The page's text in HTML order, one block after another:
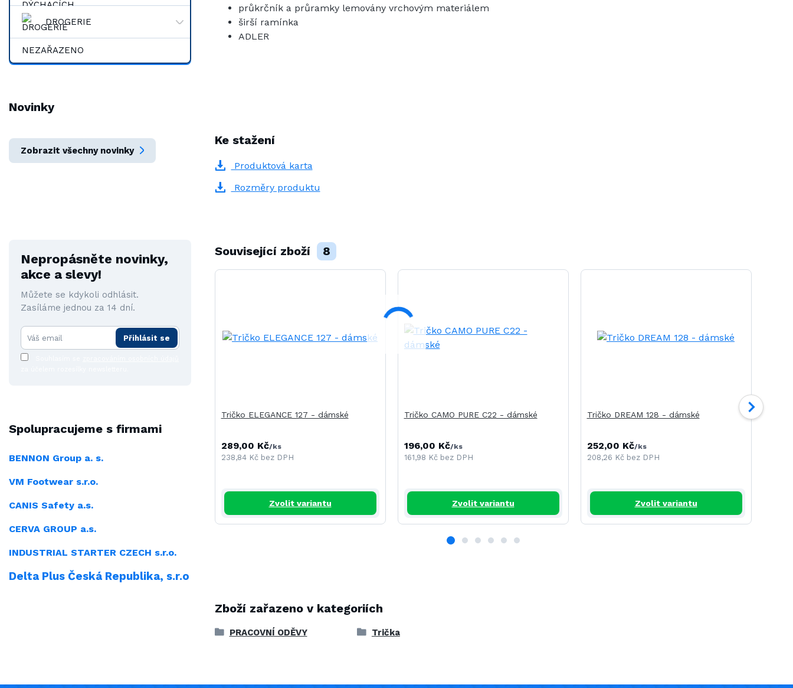
DROGERIE
NEZAŘAZENO
Novinky
Zobrazit všechny novinky
Nepropásněte novinky,
akce a slevy!
Můžete se kdykoli odhlásit.
Zasíláme jednou za 14 dní.
Přihlásit se
Spolupracujeme s firmami
BENNON Group a. s.
VM Footwear s.r.o.
CANIS Safety a.s.
CERVA GROUP a.s.
INDUSTRIAL STARTER CZECH s.r.o.
Delta Plus Česká Republika, s.r.o
průkrčník a průramky lemovány vrchovým materiálem
širší ramínka
ADLER
Ke stažení
Produktová karta
Rozměry produktu
Související zboží 8
Tričko ELEGANCE 127 - dámské
289,00 Kč/ks
238,84 Kč bez DPH
Zvolit variantu
Tričko CAMO PURE C22 - dámské
196,00 Kč/ks
161,98 Kč bez DPH
Zvolit variantu
Tričko DREAM 128 - dámské
252,00 Kč/ks
208,26 Kč bez DPH
Zvolit variantu
Zboží zařazeno v kategoriích
PRACOVNÍ ODĚVY Trička